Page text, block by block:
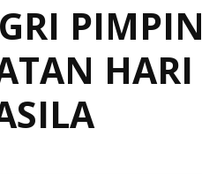
PIMPIN
HARI